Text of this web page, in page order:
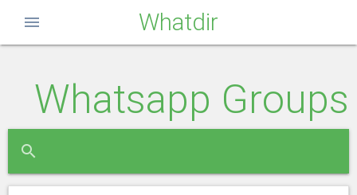
Whatdir
menu
Whatsapp Groups
search